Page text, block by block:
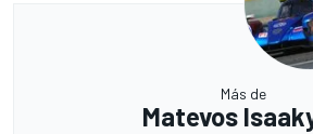
Más de
Matevos